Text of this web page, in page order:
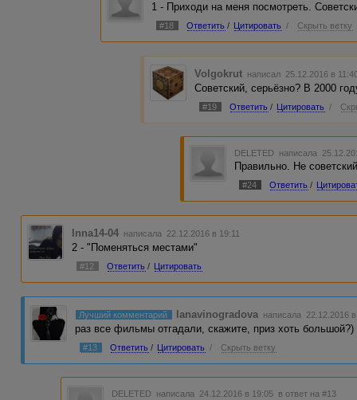
1 - Приходи на меня посмотреть.
#18 Ответить / Цитировать / Скрыть ветку
Volgokrut написал 25.12.2016 в
Советский, серьёзно? В 2000
#19 Ответить / Цитировать /
DELETED написала
Правильно. Не
#24 Ответить /
Inna14-04 написала 22.12.2016 в 19:11
2 - "Поменяться местами"
#12 Ответить / Цитировать
Лучший комментарий lanavinogradova написала 22.12.2016
раз все фильмы отгадали, скажите, приз хоть большой?)
#13 Ответить / Цитировать / Скрыть ветку
DELETED написала 24.12.2016 в 19:05 в ответ на #13